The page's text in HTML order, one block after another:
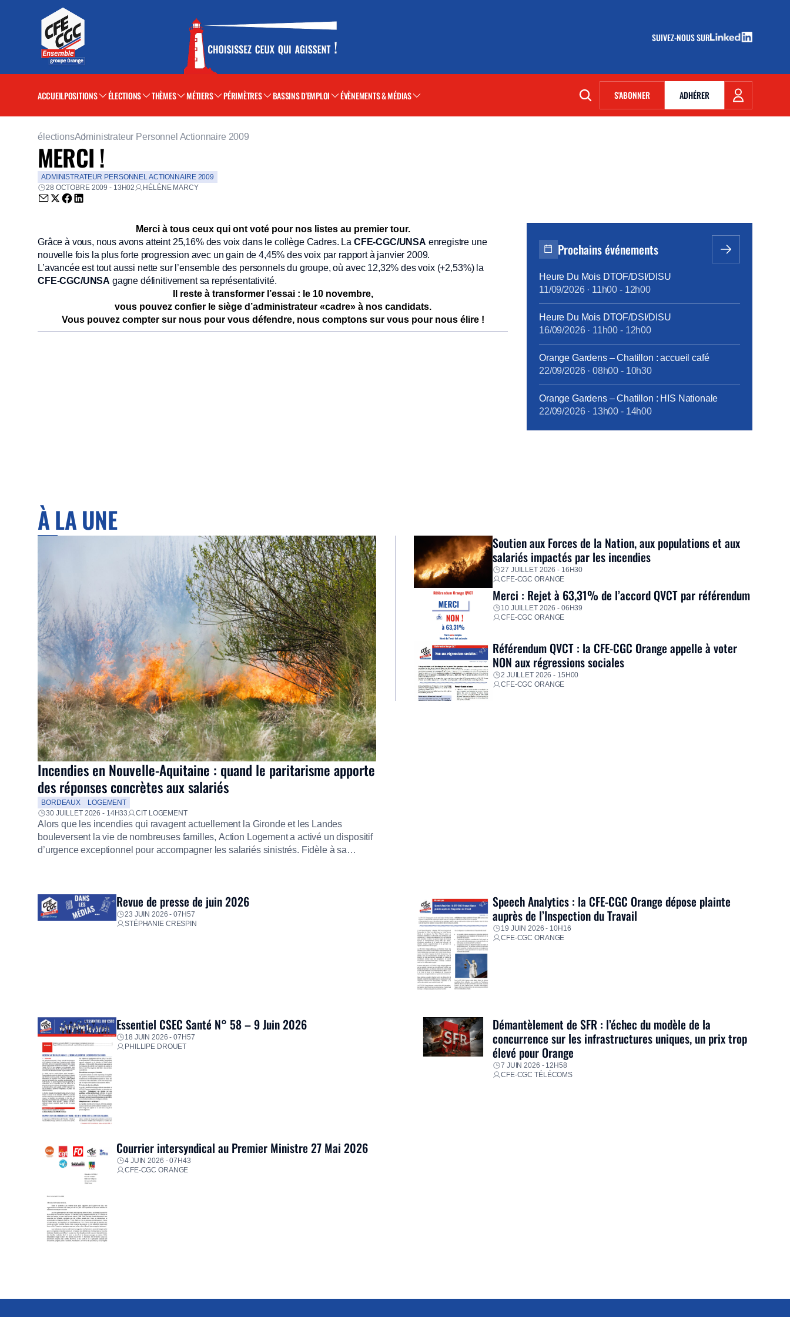
SUIVEZ-NOUS SUR
(NOUVELLE FENÊTRE)
ACCUEILPOSITIONS ÉLECTIONS THÈMES MÉTIERS PÉRIMÈTRES BASSINS D'EMPLOI ÉVÈNEMENTS & MÉDIAS S'ABONNER(NOUVELLE FENÊTRE)
ADHÉRER
électionsAdministrateur Personnel Actionnaire 2009
MERCI !
ADMINISTRATEUR PERSONNEL ACTIONNAIRE 2009
28 OCTOBRE 2009 - 13H02
HÉLÈNE MARCY
Envoyer par email (nouvelle fenêtre)
Partager sur Twitter (nouvelle fenêtre)
Partager sur Facebook (nouvelle fenêtre)
Partager sur LinkedIn (nouvelle fenêtre)
Merci à tous ceux qui ont voté pour nos listes au premier tour.
Grâce à vous, nous avons atteint 25,16% des voix dans le collège Cadres. La CFE-CGC/UNSA enregistre une
nouvelle fois la plus forte progression avec un gain de 4,45% des voix par rapport à janvier 2009.
L’avancée est tout aussi nette sur l’ensemble des personnels du groupe, où avec 12,32% des voix (+2,53%) la
CFE-CGC/UNSA gagne définitivement sa représentativité.
Il reste à transformer l’essai : le 10 novembre,
vous pouvez confier le siège d’administrateur «cadre» à nos candidats.
Vous pouvez compter sur nous pour vous défendre, nous comptons sur vous pour nous élire !
Prochains événements
Heure Du Mois DTOF/DSI/DISU
11/09/2026· 11h00 - 12h00
Heure Du Mois DTOF/DSI/DISU
16/09/2026· 11h00 - 12h00
Orange Gardens – Chatillon : accueil café
22/09/2026· 08h00 - 10h30
Orange Gardens – Chatillon : HIS Nationale
22/09/2026· 13h00 - 14h00
À LA UNE
Incendies en Nouvelle-Aquitaine : quand le paritarisme apporte
des réponses concrètes aux salariés
BORDEAUX
LOGEMENT
30 JUILLET 2026 - 14H33
CIT LOGEMENT
Alors que les incendies qui ravagent actuellement la Gironde et les Landes
bouleversent la vie de nombreuses familles, Action Logement a activé un dispositif
d’urgence exceptionnel pour accompagner les salariés sinistrés. Fidèle à sa
Soutien aux Forces de la Nation, aux populations et aux
salariés impactés par les incendies
27 JUILLET 2026 - 16H30
CFE-CGC ORANGE
Merci : Rejet à 63,31% de l’accord QVCT par référendum
10 JUILLET 2026 - 06H39
CFE-CGC ORANGE
Référendum QVCT : la CFE-CGC Orange appelle à voter
NON aux régressions sociales
2 JUILLET 2026 - 15H00
CFE-CGC ORANGE
Revue de presse de juin 2026
23 JUIN 2026 - 07H57
STÉPHANIE CRESPIN
Speech Analytics : la CFE-CGC Orange dépose plainte
auprès de l’Inspection du Travail
19 JUIN 2026 - 10H16
CFE-CGC ORANGE
Essentiel CSEC Santé N° 58 – 9 Juin 2026
18 JUIN 2026 - 07H57
PHILLIPE DROUET
Démantèlement de SFR : l’échec du modèle de la
concurrence sur les infrastructures uniques, un prix trop
élevé pour Orange
7 JUIN 2026 - 12H58
CFE-CGC TÉLÉCOMS
Courrier intersyndical au Premier Ministre 27 Mai 2026
4 JUIN 2026 - 07H43
CFE-CGC ORANGE